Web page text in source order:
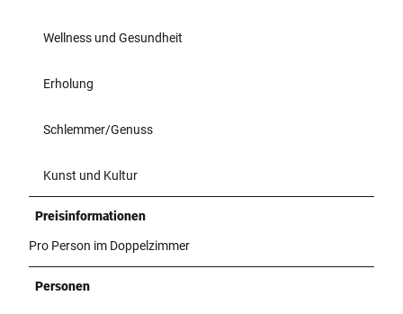
Wellness und Gesundheit
Erholung
Schlemmer/Genuss
Kunst und Kultur
Preisinformationen
Pro Person im Doppelzimmer
Personen